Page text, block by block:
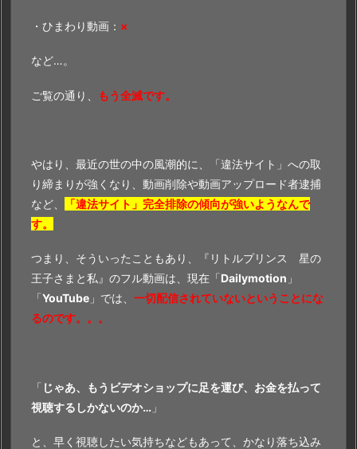
・ひまわり動画： ×
など…。
ご覧の通り、 もう全滅です。
やはり、最近の世の中の風潮的に、「違法サイト」への取
り締まりが強くなり、動画削除や動画アップロード者逮捕
など、
「違法サイト」完全排除の傾向が強いようなんで
す。
つまり、そういったこともあり、『リトルプリンス 星の
王子さまと私』のフル動画は、現在「Dailymotion 」
「YouTube 」では、 一切配信されていないということにな
るのです。。。
「 じゃあ、もうビデオショップに足を運び、お金を払って
視聴するしかないのか… 」
と、早く視聴したい気持ちなどもあって、かなり落ち込み